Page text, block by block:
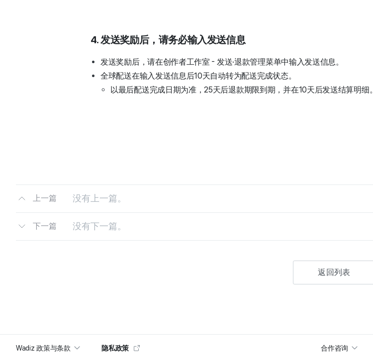
4. 发送奖励后，请务必输入发送信息
发送奖励后，请在创作者工作室 - 发送·退款管理菜单中输入发送信息。
全球配送在输入发送信息后10天自动转为配送完成状态。
以最后配送完成日期为准，25天后退款期限到期，并在10天后发送结算明细。
上一篇 没有上一篇。
下一篇 没有下一篇。
返回列表
Wadiz 政策与条款 隐私政策 合作咨询